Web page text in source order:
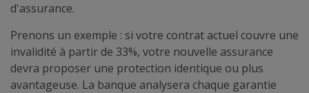
d'assurance.
Prenons un exemple : si votre contrat actuel couvre une
invalidité à partir de 33%, votre nouvelle assurance
devra proposer une protection identique ou plus
avantageuse. La banque analysera chaque garantie